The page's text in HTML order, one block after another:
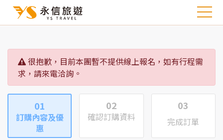
很抱歉，目前本團暫不提供線上報名，如有行程需
求，請來電洽詢。
01
訂購內容及優
惠
02
確認訂購資料
03
完成訂單